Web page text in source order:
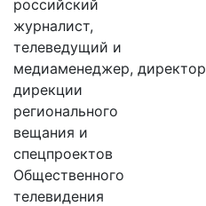
российский
журналист,
телеведущий и
медиаменеджер, директор
дирекции
регионального
вещания и
спецпроектов
Общественного
телевидения